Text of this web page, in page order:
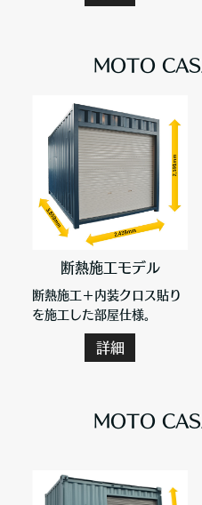
MOTO
断熱施工モデル
断熱施工＋内装クロス貼り
を施工した部屋仕様。
詳細
MOTO